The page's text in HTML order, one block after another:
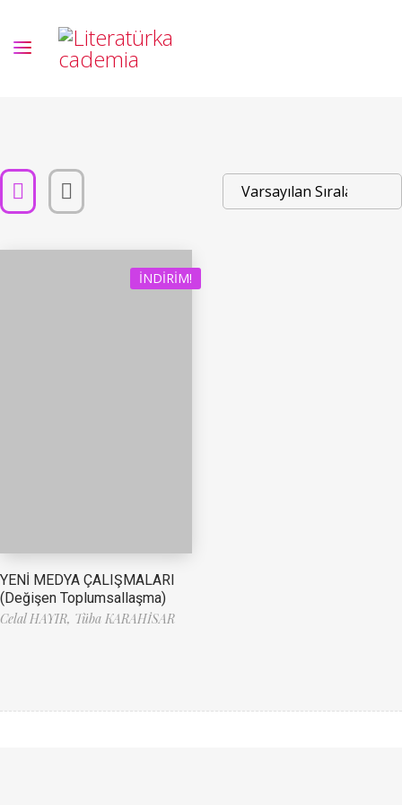
İNDIRIM!
YENİ MEDYA ÇALIŞMALARI
(Değişen Toplumsallaşma)
Celal HAYIR, Tüba KARAHİSAR